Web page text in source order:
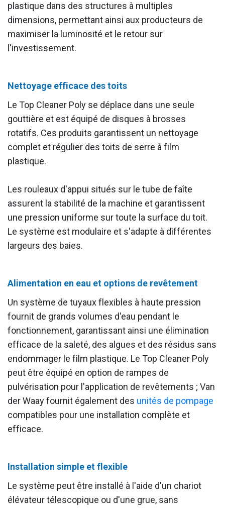
plastique dans des structures à multiples
dimensions, permettant ainsi aux producteurs de
maximiser la luminosité et le retour sur
l'investissement.
Nettoyage efficace des toits
Le Top Cleaner Poly se déplace dans une seule
gouttière et est équipé de disques à brosses
rotatifs. Ces produits garantissent un nettoyage
complet et régulier des toits de serre à film
plastique.
Les rouleaux d'appui situés sur le tube de faîte
assurent la stabilité de la machine et garantissent
une pression uniforme sur toute la surface du toit.
Le système est modulaire et s'adapte à différentes
largeurs des baies.
Alimentation en eau et options de revêtement
Un système de tuyaux flexibles à haute pression
fournit de grands volumes d'eau pendant le
fonctionnement, garantissant ainsi une élimination
efficace de la saleté, des algues et des résidus sans
endommager le film plastique. Le Top Cleaner Poly
peut être équipé en option de rampes de
pulvérisation pour l'application de revêtements ; Van
der Waay fournit également des unités de pompage
compatibles pour une installation complète et
efficace.
Installation simple et flexible
Le système peut être installé à l'aide d'un chariot
élévateur télescopique ou d'une grue, sans